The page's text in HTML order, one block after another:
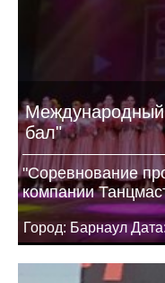
бал"
"Соревнование
компании
Город: Барнаул